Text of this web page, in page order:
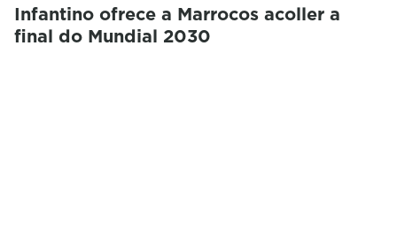
Infantino ofrece a Marrocos acoller a
final do Mundial 2030